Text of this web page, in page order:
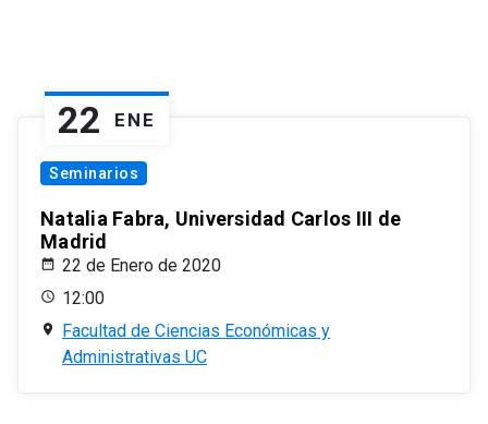
22 ENE
Seminarios
Natalia Fabra, Universidad Carlos III de
Madrid
22 de Enero de 2020
12:00
Facultad de Ciencias Económicas y
Administrativas UC